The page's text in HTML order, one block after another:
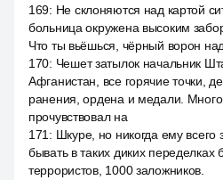
169: Не склоняются над картой
больница окружена высоким
Что ты вьёшься, чёрный ворон
170: Чешет затылок начальник
Афганистан, все горячие точки,
ранения, ордена и медали.
прочувствовал на
171 : Шкуре, но никогда ему всего
бывать в таких диких переделках
террористов, 1000 заложников.